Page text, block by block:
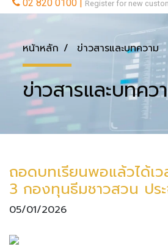
หน้าหลัก ข่าวสารและบทความ
ข่าวสารและบทคว
ถอดบทเรียนพอแล้วได้เ
3 กองทุนธีมชาวสวน ปร
05/01/2026